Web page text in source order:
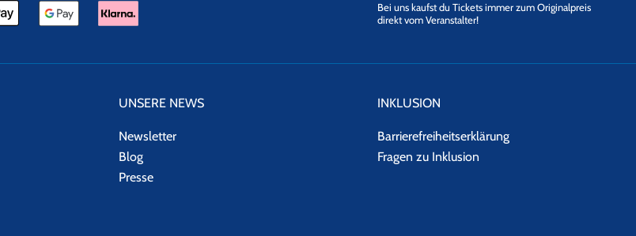
Bei uns kaufst du Tickets immer zum Originalpreis
direkt vom Veranstalter!
UNSERE NEWS
Newsletter
Blog
Presse
INKLUSION
Barrierefreiheitserklärung
Fragen zu Inklusion